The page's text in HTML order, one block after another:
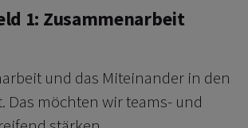
1: Zusammenarbeit
und das Miteinander in den
Das möchten wir teams- und